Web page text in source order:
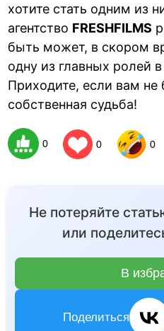
хотите стать одним из
агентство FRESHFILMS
быть может, в скором
одну из главных ролей
Приходите, если вам не
собственная судьба!
0 0 0
Не потеряйте
или
В
Поделиться